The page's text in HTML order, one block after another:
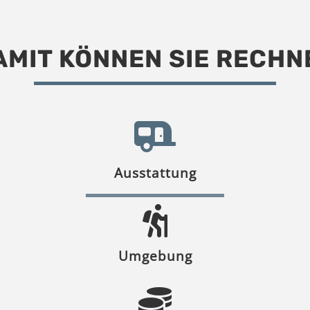
KÖNNEN SIE
Ausstattung
Umgebung